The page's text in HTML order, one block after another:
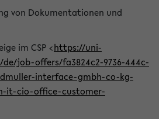
von Dokumentationen und
im CSP <https://uni-
job-offers/fa3824c2-9736-444c-
interface-gmbh-co-kg-
it-cio-office-customer-